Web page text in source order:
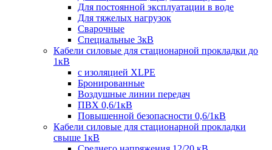
Для постоянной эксплуатации в воде
Для тяжелых нагрузок
Сварочные
Специальные 3кВ
Кабели силовые для стационарной прокладки до
1кВ
c изоляцией XLPE
Бронированные
Воздушные линии передач
ПВХ 0,6/1кВ
Повышенной безопасности 0,6/1кВ
Кабели силовые для стационарной прокладки
свыше 1кВ